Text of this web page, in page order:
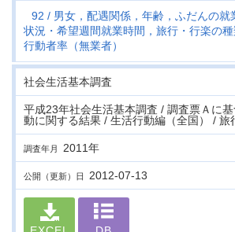
92
男女，配遇関係，年齢，ふだんの就
状況・希望週間就業時間，旅行・行楽の
行動者率（無業者）
社会生活基本調査
平成23年社会生活基本調査 / 調査票Ａに
動に関する結果 / 生活行動編（全国） / 旅
調査年月 2011年
公開（更新）日 2012-07-13